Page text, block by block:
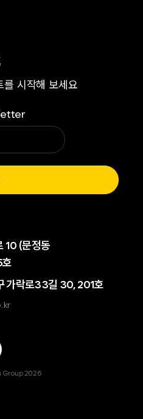
시작해 보세요
10 (문정동
가락로33길 30, 201호
Group 2026